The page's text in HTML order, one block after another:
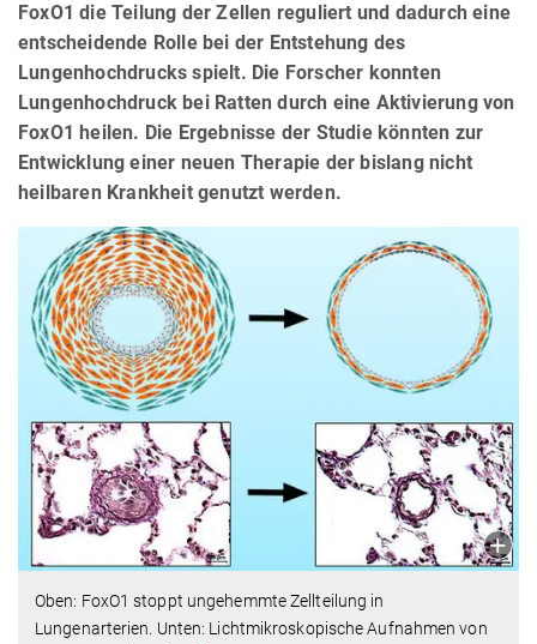
FoxO1 die Teilung der Zellen reguliert und dadurch eine
entscheidende Rolle bei der Entstehung des
Lungenhochdrucks spielt. Die Forscher konnten
Lungenhochdruck bei Ratten durch eine Aktivierung von
FoxO1 heilen. Die Ergebnisse der Studie könnten zur
Entwicklung einer neuen Therapie der bislang nicht
heilbaren Krankheit genutzt werden.
Oben: FoxO1 stoppt ungehemmte Zellteilung in
Lungenarterien. Unten: Lichtmikroskopische Aufnahmen von